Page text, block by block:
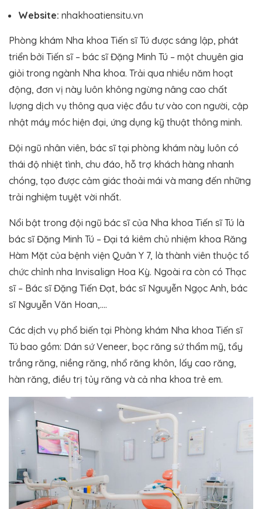
Website: nhakhoatiensitu.vn
Phòng khám Nha khoa Tiến sĩ Tú được sáng lập, phát
triển bởi Tiến sĩ – bác sĩ Đặng Minh Tú – một chuyên gia
giỏi trong ngành Nha khoa. Trải qua nhiều năm hoạt
động, đơn vị này luôn không ngừng nâng cao chất
lượng dịch vụ thông qua việc đầu tư vào con người, cập
nhật máy móc hiện đại, ứng dụng kỹ thuật thông minh.
Đội ngũ nhân viên, bác sĩ tại phòng khám này luôn có
thái độ nhiệt tình, chu đáo, hỗ trợ khách hàng nhanh
chóng, tạo được cảm giác thoải mái và mang đến những
trải nghiệm tuyệt vời nhất.
Nổi bật trong đội ngũ bác sĩ của Nha khoa Tiến sĩ Tú là
bác sĩ Đặng Minh Tú – Đại tá kiêm chủ nhiệm khoa Răng
Hàm Mặt của bệnh viện Quân Y 7, là thành viên thuộc tổ
chức chỉnh nha Invisalign Hoa Kỳ. Ngoài ra còn có Thạc
sĩ – Bác sĩ Đặng Tiến Đạt, bác sĩ Nguyễn Ngọc Anh, bác
sĩ Nguyễn Văn Hoan,….
Các dịch vụ phổ biến tại Phòng khám Nha khoa Tiến sĩ
Tú bao gồm: Dán sứ Veneer, bọc răng sứ thẩm mỹ, tẩy
trắng răng, niềng răng, nhổ răng khôn, lấy cao răng,
hàn răng, điều trị tủy răng và cả nha khoa trẻ em.